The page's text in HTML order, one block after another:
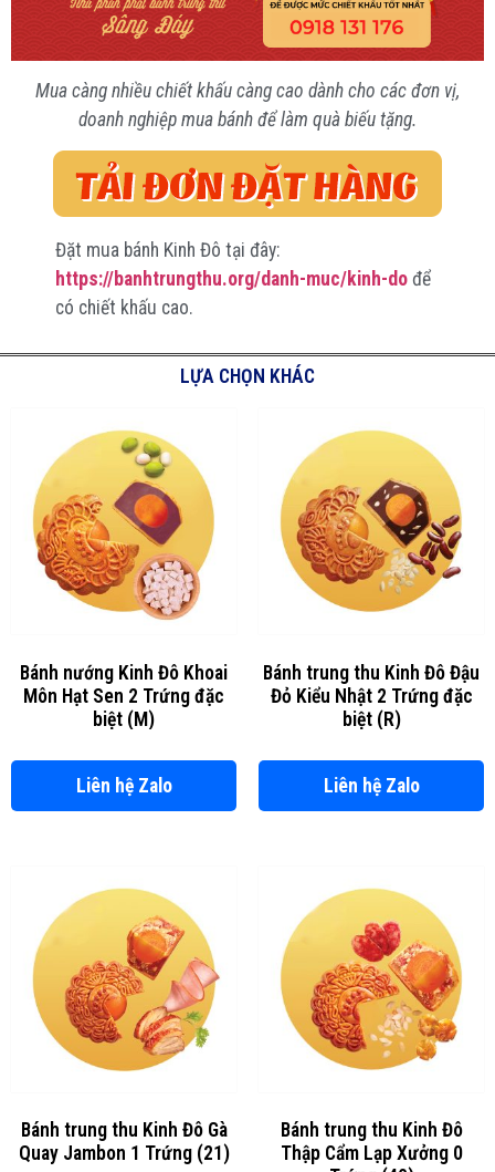
Mua càng nhiều chiết khấu càng cao dành cho các đơn vị,
doanh nghiệp mua bánh để làm quà biếu tặng.
Đặt mua bánh Kinh Đô tại đây:
https://banhtrungthu.org/danh-muc/kinh-do để
có chiết khấu cao.
LỰA CHỌN KHÁC
Bánh nướng Kinh Đô Khoai
Môn Hạt Sen 2 Trứng đặc
biệt (M)
Liên hệ Zalo
Bánh trung thu Kinh Đô Đậu
Đỏ Kiểu Nhật 2 Trứng đặc
biệt (R)
Liên hệ Zalo
Bánh trung thu Kinh Đô Gà
Quay Jambon 1 Trứng (21)
Bánh trung thu Kinh Đô
Thập Cẩm Lạp Xưởng 0